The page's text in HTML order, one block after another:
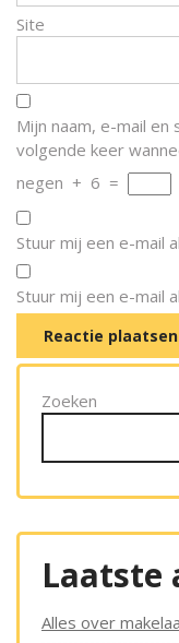
Site
Mijn naam, e-mail
volgende keer
negen + 6 =
Stuur mij een e-mail
Stuur mij een e-mail
Zoeken
Laatste
Alles over